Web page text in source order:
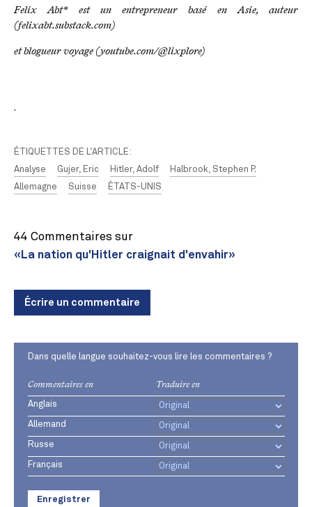
Felix Abt* est un entrepreneur basé en Asie, auteur
(felixabt.substack.com)
et blogueur voyage (youtube.com/@lixplore)
.
ÉTIQUETTES DE L’ARTICLE:
Analyse
Gujer, Eric Hitler, Adolf
Halbrook, Stephen P.
Allemagne
Suisse ÉTATS-UNIS
44 Commentaires sur
«La nation qu'Hitler craignait d'envahir»
Écrire un commentaire
Dans quelle langue souhaitez-vous lire les commentaires ?
Commentaires en Traduire en
Anglais
Allemand
Russe
Français
Enregistrer